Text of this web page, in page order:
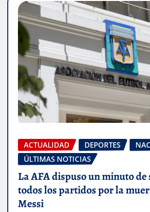
ACTUALIDAD DEPORTES
ÚLTIMAS NOTICIAS
La AFA dispuso un minuto de
todos los partidos por la
Messi